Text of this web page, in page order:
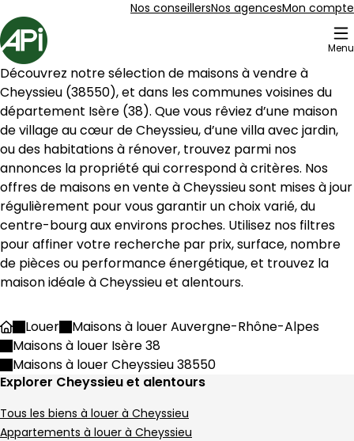
Nos conseillersNos agencesMon compte
Accueil
Menu
2 Maison à louer Cheyssieu (38550)
89 m² 4 pièces Saint-Clair-du-
Aller à l'image1
Aller à l'image2
Aller à l'image3
Aller à l'image4
Aller à l'image5
239 000 €
Saint-Clair-du-Rhône - 38370
Maison • 4 pièces • 89 m²
DPE :
D 3 chambres
Terrain 723 m²
145 m² 6 pièces Assieu
Aller à l'image1
Aller à l'image 2
Aller à l'image 3
Aller à l'image 4
Aller à l'image5
Cheyssieu (38550), et dans les communes voisines du
département Isère (38). Que vous rêviez d’une maison
de village au cœur de Cheyssieu, d’une villa avec jardin,
ou des habitations à rénover, trouvez parmi nos
annonces la propriété qui correspond à critères. Nos
offres de maisons en vente à Cheyssieu sont mises à jour
régulièrement pour vous garantir un choix varié, du
centre-bourg aux environs proches. Utilisez nos filtres
pour affiner votre recherche par prix, surface, nombre
de pièces ou performance énergétique, et trouvez la
maison idéale à Cheyssieu et alentours.
AccueilLouer
Maisons à louer Auvergne-Rhône-Alpes
Maisons à louer Isère 38
Maisons à louer Cheyssieu 38550
Explorer Cheyssieu et alentours
Tous les biens à louer à Cheyssieu
Appartements à louer à Cheyssieu